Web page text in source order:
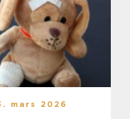
mars 2026